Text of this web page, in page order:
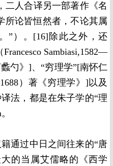
二人合译另一部著作《名
所论皆恒然者，不论其属
”）。[16]除此之外，还
Sambiasi,1582—
勺》]、“穷理学”[南怀仁
）著《穷理学》]以及
法，都是在朱子学的“理
通过中日之间往来的“唐
的当属艾儒略的《西学